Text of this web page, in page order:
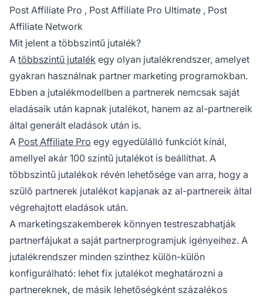
Post Affiliate Pro , Post Affiliate Pro Ultimate , Post
Affiliate Network
Mit jelent a többszintű jutalék?
A többszintű jutalék egy olyan jutalékrendszer, amelyet
gyakran használnak partner marketing programokban.
Ebben a jutalékmodellben a partnerek nemcsak saját
eladásaik után kapnak jutalékot, hanem az al-partnereik
által generált eladások után is.
A Post Affiliate Pro egy egyedülálló funkciót kínál,
amellyel akár 100 szintű jutalékot is beállíthat. A
többszintű jutalékok révén lehetősége van arra, hogy a
szülő partnerek jutalékot kapjanak az al-partnereik által
végrehajtott eladások után.
A marketingszakemberek könnyen testreszabhatják
partnerfájukat a saját partnerprogramjuk igényeihez. A
jutalékrendszer minden szinthez külön-külön
konfigurálható: lehet fix jutalékot meghatározni a
partnereknek, de másik lehetőségként százalékos